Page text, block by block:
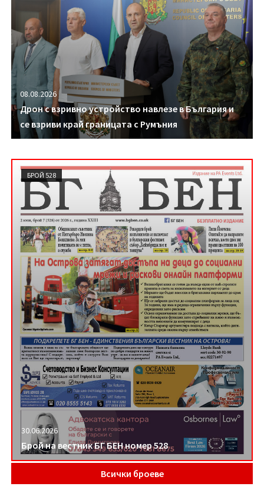
08.08.2026
Дрон с взривно устройство навлезе в България и
се взриви край границата с Румъния
БРОЙ 528
30.06.2026
Брой на вестник БГ БЕН номер 528
Всички броеве